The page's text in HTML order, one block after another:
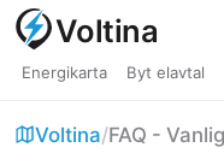
Voltina
Energikarta Byt elavtal
Elpris EU
Voltina/FAQ -